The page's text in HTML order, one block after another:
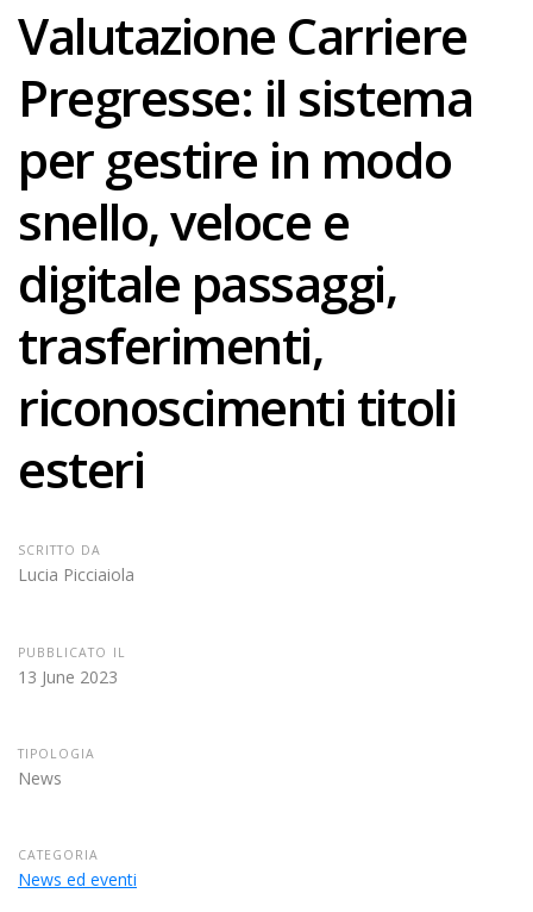
Valutazione Carriere
Pregresse: il sistema
per gestire in modo
snello, veloce e
digitale passaggi,
trasferimenti,
riconoscimenti titoli
esteri
SCRITTO DA
Lucia Picciaiola
PUBBLICATO IL
13 June 2023
TIPOLOGIA
News
CATEGORIA
News ed eventi